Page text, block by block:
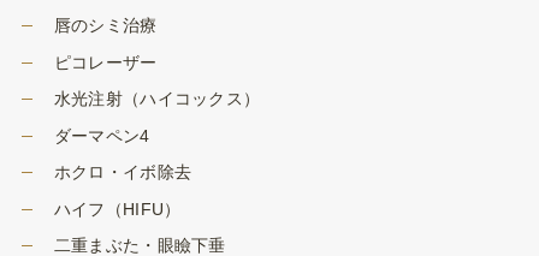
唇のシミ治療
ピコレーザー
水光注射（ハイコックス）
ダーマペン4
ホクロ・イボ除去
ハイフ（HIFU）
二重まぶた・眼瞼下垂